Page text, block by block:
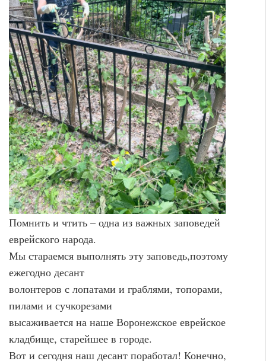
Помнить и чтить – одна из важных заповедей
еврейского народа.
Мы стараемся выполнять эту заповедь,поэтому
ежегодно десант
волонтеров с лопатами и граблями, топорами,
пилами и сучкорезами
высаживается на наше Воронежское еврейское
кладбище, старейшее в городе.
Вот и сегодня наш десант поработал! Конечно,